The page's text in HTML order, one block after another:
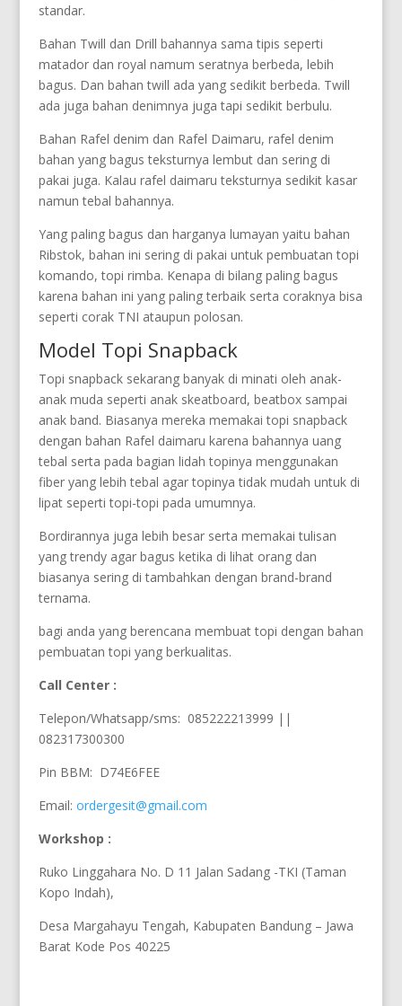
standar.
Bahan Twill dan Drill bahannya sama tipis seperti
matador dan royal namum seratnya berbeda, lebih
bagus. Dan bahan twill ada yang sedikit berbeda. Twill
ada juga bahan denimnya juga tapi sedikit berbulu.
Bahan Rafel denim dan Rafel Daimaru, rafel denim
bahan yang bagus teksturnya lembut dan sering di
pakai juga. Kalau rafel daimaru teksturnya sedikit kasar
namun tebal bahannya.
Yang paling bagus dan harganya lumayan yaitu bahan
Ribstok, bahan ini sering di pakai untuk pembuatan topi
komando, topi rimba. Kenapa di bilang paling bagus
karena bahan ini yang paling terbaik serta coraknya bisa
seperti corak TNI ataupun polosan.
Model Topi Snapback
Topi snapback sekarang banyak di minati oleh anak-
anak muda seperti anak skeatboard, beatbox sampai
anak band. Biasanya mereka memakai topi snapback
dengan bahan Rafel daimaru karena bahannya uang
tebal serta pada bagian lidah topinya menggunakan
fiber yang lebih tebal agar topinya tidak mudah untuk di
lipat seperti topi-topi pada umumnya.
Bordirannya juga lebih besar serta memakai tulisan
yang trendy agar bagus ketika di lihat orang dan
biasanya sering di tambahkan dengan brand-brand
ternama.
bagi anda yang berencana membuat topi dengan bahan
pembuatan topi yang berkualitas.
Call Center :
Telepon/Whatsapp/sms: 085222213999 ||
082317300300
Pin BBM: D74E6FEE
Email: ordergesit@gmail.com
Workshop :
Ruko Linggahara No. D 11 Jalan Sadang -TKI (Taman
Kopo Indah),
Desa Margahayu Tengah, Kabupaten Bandung – Jawa
Barat Kode Pos 40225